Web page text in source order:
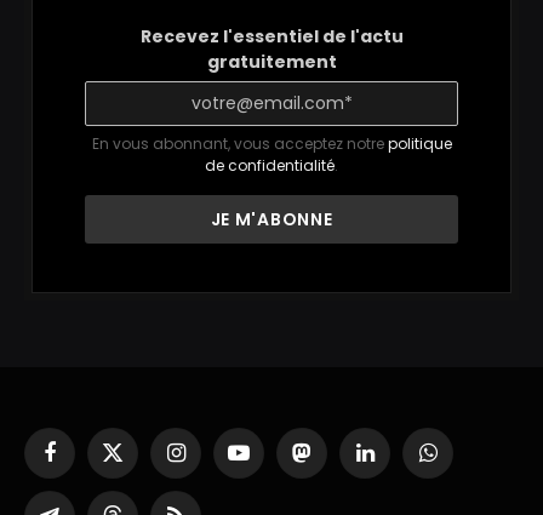
Recevez l'essentiel de l'actu
gratuitement
En vous abonnant, vous acceptez notrepolitique
de confidentialité.
Facebook
X
(Twitter)
InstagramYouTubeMastodonLinkedInWhatsApp